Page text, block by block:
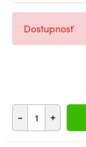
- +
Dostupnosť